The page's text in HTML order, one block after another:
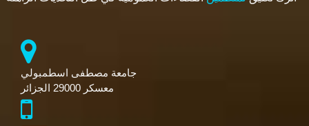
جامعة مصطفى اسطمبولي
معسكر 29000 الجزائر